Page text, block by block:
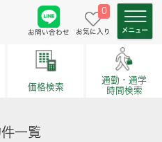
お問い合わせ
0
お気に入り
価格検索
通勤・通学
時間検索
一覧